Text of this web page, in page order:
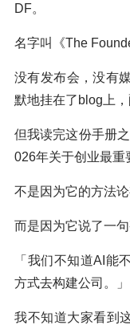
DF。
名字叫《The
没有发布会，没有
默地挂在了blog上
但我读完这份手册
026年关于创业最重
不是因为它的方法论
而是因为它说了一
「我们不知道AI能
方式去构建公司。」
我不知道大家看到